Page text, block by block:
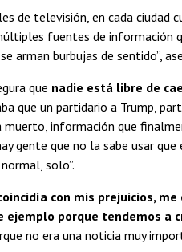
de televisión, en cada ciudad
fuentes de información
arman burbujas de sentido”,
que nadie está libre de
que un partidario a Trump,
información que
gente que no la sabe usar
solo”.
con mis prejuicios,
porque tendemos a
no era una noticia muy